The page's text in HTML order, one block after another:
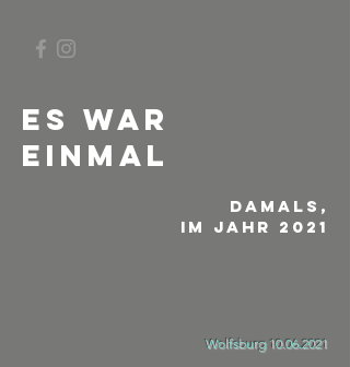
Es war
einmal
Damals,
im Jahr 2021
Wolfsburg10.06.2021